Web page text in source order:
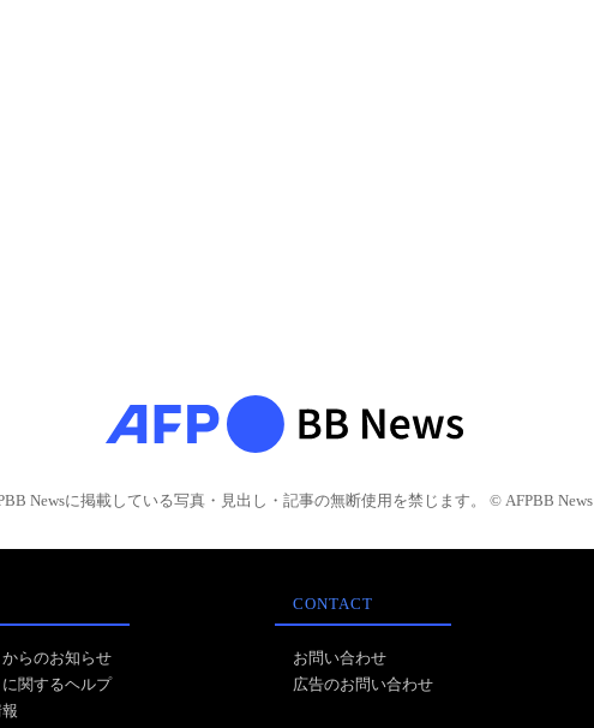
Newsに掲載している写真・見出し・記事の無断使用を禁じます。 © AFPBB News
らのお知らせ
関するヘルプ
CONTACT
お問い合わせ
広告のお問い合わせ